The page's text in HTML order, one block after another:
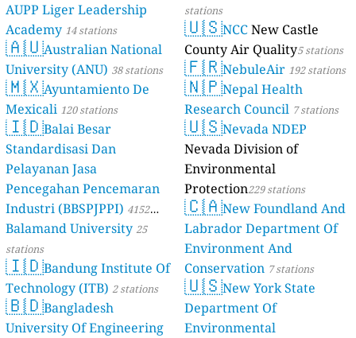
AUPP Liger Leadership
Academy 14 stations
🇦🇺Australian National
University (ANU) 38 stations
🇲🇽Ayuntamiento De
Mexicali 120 stations
🇮🇩Balai Besar
Standardisasi Dan
Pelayanan Jasa
Pencegahan Pencemaran
Industri (BBSPJPPI) 4152
stations
Balamand University25
stations
🇮🇩Bandung Institute Of
Technology (ITB) 2 stations
🇧🇩Bangladesh
University Of Engineering
stations
🇺🇸NCCNew Castle
County Air Quality5 stations
🇫🇷NebuleAir 192 stations
🇳🇵Nepal Health
Research Council 7 stations
🇺🇸Nevada NDEP
Nevada Division of
Environmental
Protection229 stations
🇨🇦New Foundland And
Labrador Department Of
Environment And
Conservation 7 stations
🇺🇸New York State
Department Of
Environmental